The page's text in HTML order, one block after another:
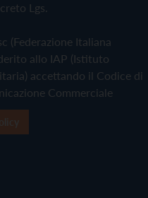
Lgs.
(Federazione Italiana
allo IAP (Istituto
accettando il Codice di
Commerciale